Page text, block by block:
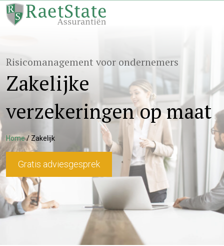
Risicomanagement voor ondernemers
Zakelijke
verzekeringen op maat
Home/Zakelijk
Gratis adviesgesprek